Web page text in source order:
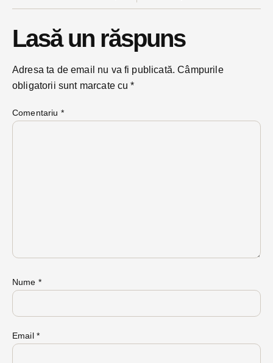
Lasă un răspuns
Adresa ta de email nu va fi publicată. Câmpurile
obligatorii sunt marcate cu*
Comentariu *
Nume *
Email *